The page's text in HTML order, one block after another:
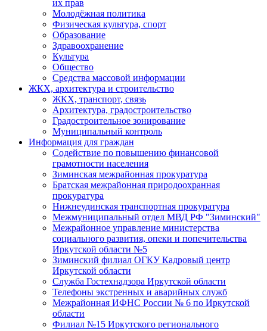
их прав
Молодёжная политика
Физическая культура, спорт
Образование
Здравоохранение
Культура
Общество
Средства массовой информации
ЖКХ, архитектура и строительство
ЖКХ, транспорт, связь
Архитектура, градостроительство
Градостроительное зонирование
Муниципальный контроль
Информация для граждан
Содействие по повышению финансовой
грамотности населения
Зиминская межрайонная прокуратура
Братская межрайонная природоохранная
прокуратура
Нижнеудинская транспортная прокуратура
Межмуниципальный отдел МВД РФ "Зиминский"
Межрайонное управление министерства
социального развития, опеки и попечительства
Иркутской области №5
Зиминский филиал ОГКУ Кадровый центр
Иркутской области
Служба Гостехнадзора Иркутской области
Телефоны экстренных и аварийных служб
Межрайонная ИФНС России № 6 по Иркутской
области
Филиал №15 Иркутского регионального